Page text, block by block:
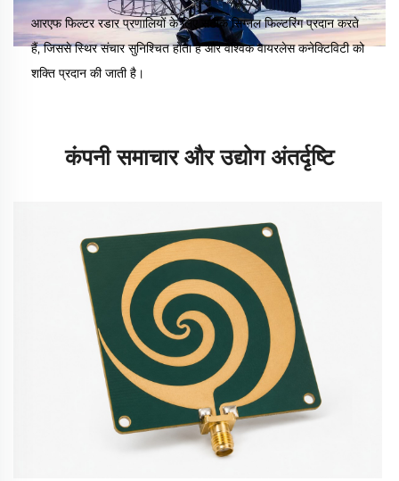
आरएफ फिल्टर रडार प्रणालियों के लिए सटीक सिग्नल फिल्टरिंग प्रदान करते
हैं, जिससे स्थिर संचार सुनिश्चित होता है और वैश्विक वायरलेस कनेक्टिविटी को
शक्ति प्रदान की जाती है।
कंपनी समाचार और उद्योग अंतर्दृष्टि